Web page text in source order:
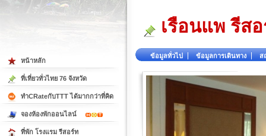
เรือนแพ รีส
ข้อมูลทั่วไป ข้อมูลการเดินทาง ส
หน้าหลัก
ที่เที่ยวทั่วไทย 76 จังหวัด
ทำCRateกับTTT ได้มากกว่าที่คิด
จองห้องพักออนไลน์
ที่พัก โรงแรม รีสอร์ท